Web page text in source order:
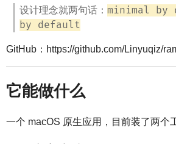
设计理念就两句话： minimal by
by default
GitHub：https://github.com/Linyuqiz/
它能做什么
一个 macOS 原生应用，目前装了两个